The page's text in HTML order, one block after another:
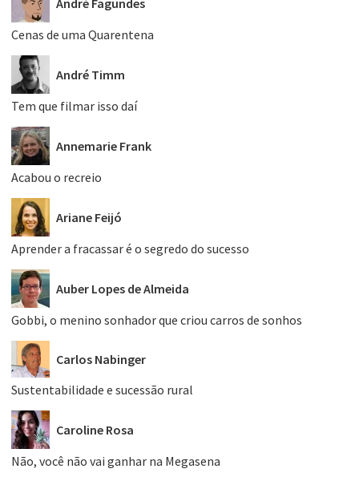
André Fagundes
Cenas de uma Quarentena
André Timm
Tem que filmar isso daí
Annemarie Frank
Acabou o recreio
Ariane Feijó
Aprender a fracassar é o segredo do sucesso
Auber Lopes de Almeida
Gobbi, o menino sonhador que criou carros de sonhos
Carlos Nabinger
Sustentabilidade e sucessão rural
Caroline Rosa
Não, você não vai ganhar na Megasena